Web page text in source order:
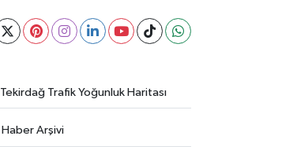
Tekirdağ Trafik Yoğunluk Haritası
Haber Arşivi